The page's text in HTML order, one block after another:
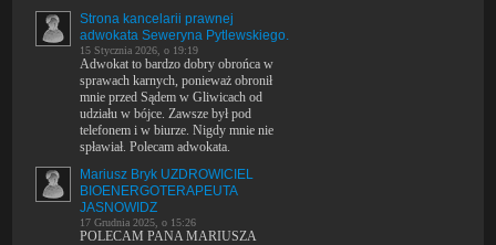
Strona kancelarii prawnej
adwokata Seweryna Pytlewskiego.
15 Stycznia 2026, o 19:19
Adwokat to bardzo dobry obrońca w
sprawach karnych, ponieważ obronił
mnie przed Sądem w Gliwicach od
udziału w bójce. Zawsze był pod
telefonem i w biurze. Nigdy mnie nie
spławiał. Polecam adwokata.
Mariusz Bryk UZDROWICIEL
BIOENERGOTERAPEUTA
JASNOWIDZ
17 Grudnia 2025, o 15:26
POLECAM PANA MARIUSZA